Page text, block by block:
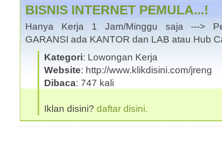
BISNIS INTERNET PEMULA...!
Hanya Kerja 1 Jam/Minggu saja --->
GARANSI ada KANTOR dan LAB atau Hub
Kategori: Lowongan Kerja
Website: http://www.klikdisini.com/jreng
Dibaca: 747 kali
Iklan disini? daftar disini.